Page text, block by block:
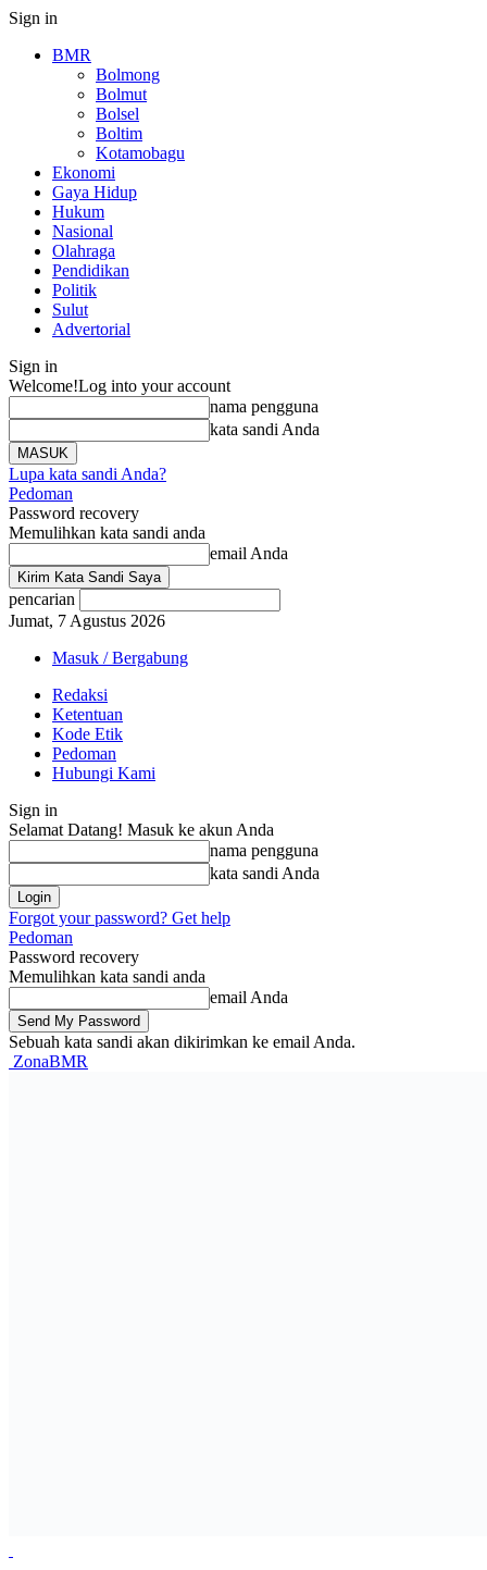
Sign in
BMR
Bolmong
Bolmut
Bolsel
Boltim
Kotamobagu
Ekonomi
Gaya Hidup
Hukum
Nasional
Olahraga
Pendidikan
Politik
Sulut
Advertorial
Sign in
Welcome!Log into your account
nama pengguna
kata sandi Anda
Lupa kata sandi Anda?
Pedoman
Password recovery
Memulihkan kata sandi anda
email Anda
pencarian
Jumat, 7 Agustus 2026
Masuk / Bergabung
Redaksi
Ketentuan
Kode Etik
Pedoman
Hubungi Kami
Sign in
Selamat Datang! Masuk ke akun Anda
nama pengguna
kata sandi Anda
Forgot your password? Get help
Pedoman
Password recovery
Memulihkan kata sandi anda
email Anda
Sebuah kata sandi akan dikirimkan ke email Anda.
ZonaBMR